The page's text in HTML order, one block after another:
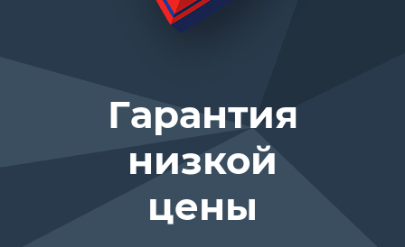
Гарантия
низкой
цены